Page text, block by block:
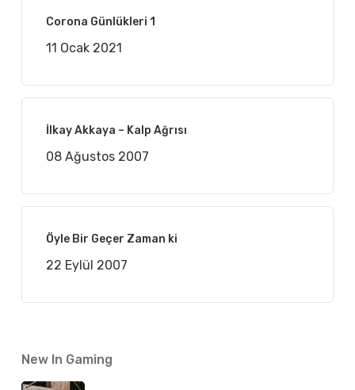
Corona Günlükleri 1
11 Ocak 2021
İlkay Akkaya – Kalp Ağrısı
08 Ağustos 2007
Öyle Bir Geçer Zaman ki
22 Eylül 2007
New In Gaming